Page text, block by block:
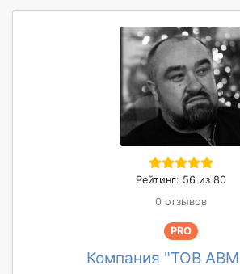
Рейтинг: 56 из 80
0 отзывов
PRO
Компания "ТОВ АВМ